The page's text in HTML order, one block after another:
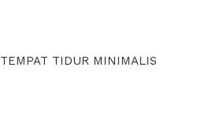
TEMPAT TIDUR MINIMALIS